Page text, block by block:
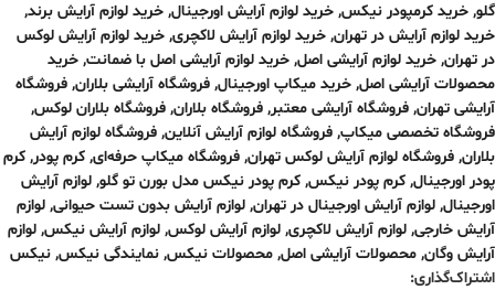
گلو, خرید کرمپودر نیکس, خرید لوازم آرایش اورجینال, خرید لوازم آرایش برند,
خرید لوازم آرایش در تهران, خرید لوازم آرایش لاکچری, خرید لوازم آرایش لوکس
در تهران, خرید لوازم آرایشی اصل, خرید لوازم آرایشی اصل با ضمانت, خرید
محصولات آرایشی اصل, خرید میکاپ اورجینال, فروشگاه آرایشی بلاران, فروشگاه
آرایشی تهران, فروشگاه آرایشی معتبر, فروشگاه بلاران, فروشگاه بلاران لوکس,
فروشگاه تخصصی میکاپ, فروشگاه لوازم آرایش آنلاین, فروشگاه لوازم آرایش
بلاران, فروشگاه لوازم آرایش لوکس تهران, فروشگاه میکاپ حرفه‌ای, کرم پودر, کرم
پودر اورجینال, کرم پودر نیکس, کرم پودر نیکس مدل بورن تو گلو, لوازم آرایش
اورجینال, لوازم آرایش اورجینال در تهران, لوازم آرایش بدون تست حیوانی, لوازم
آرایش خارجی, لوازم آرایش لاکچری, لوازم آرایش لوکس, لوازم آرایش نیکس, لوازم
آرایش وگان, محصولات آرایشی اصل, محصولات نیکس, نمایندگی نیکس, نیکس
اشتراک‌گذاری: